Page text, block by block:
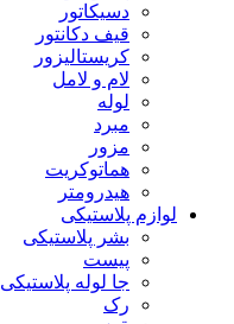
دسیکاتور
قیف دکانتور
کریستالیزور
لام و لامل
لوله
مبرد
مزور
هماتوکریت
هیدرومتر
لوازم پلاستیکی
بشر پلاستیکی
پیست
جا لوله پلاستیکی
رک